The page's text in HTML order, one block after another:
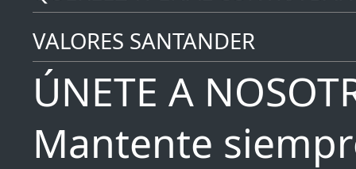
VALORES SANTANDER
ÚNETE A
Mantente